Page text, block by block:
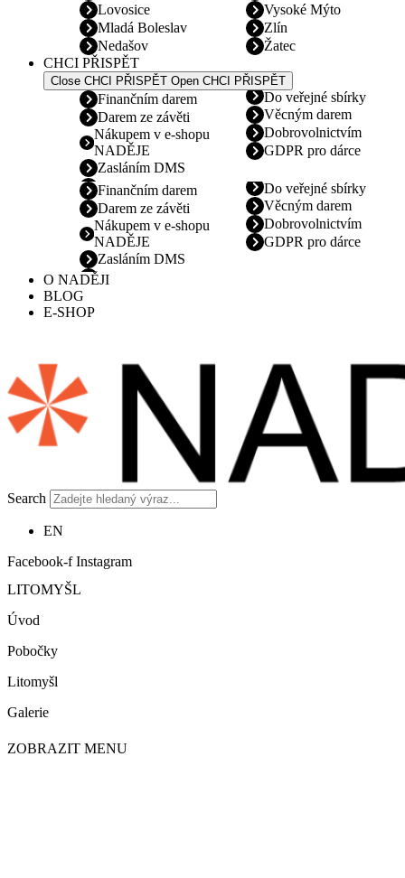
Lovosice
Mladá Boleslav
Nedašov
Vysoké Mýto
Zlín
Žatec
CHCI PŘISPĚT
Close CHCI PŘISPĚT Open CHCI PŘISPĚT
Finančním darem
Darem ze závěti
Nákupem v e-shopu
NADĚJE
Zasláním DMS
Do veřejné sbírky
Věcným darem
Dobrovolnictvím
GDPR pro dárce
Finančním darem
Darem ze závěti
Nákupem v e-shopu
NADĚJE
Zasláním DMS
Do veřejné sbírky
Věcným darem
Dobrovolnictvím
GDPR pro dárce
O NADĚJI
BLOG
E-SHOP
Search
EN
Facebook-f Instagram
LITOMYŠL
Úvod
Pobočky
Litomyšl
Galerie
ZOBRAZIT MENU